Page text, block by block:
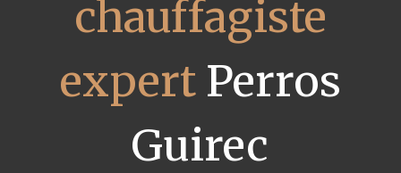
chauffagiste
expertPerros
Guirec